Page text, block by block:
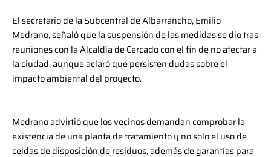
El secretario de la Subcentral de Albarrancho, Emilio
Medrano, señaló que la suspensión de las medidas se dio tras
reuniones con la Alcaldía de Cercado con el fin de no afectar a
la ciudad, aunque aclaró que persisten dudas sobre el
impacto ambiental del proyecto.
Medrano advirtió que los vecinos demandan comprobar la
existencia de una planta de tratamiento y no solo el uso de
celdas de disposición de residuos, además de garantías para